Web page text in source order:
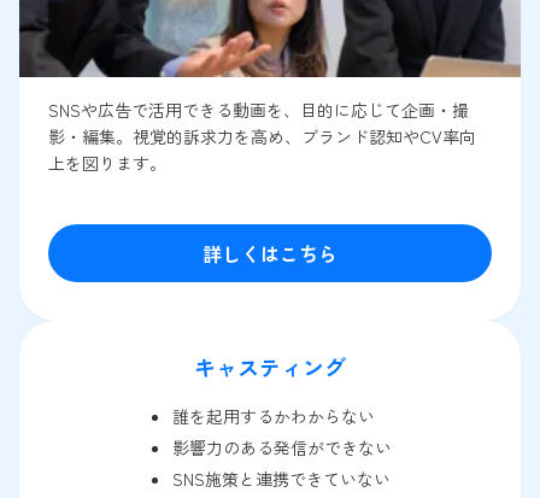
SNSや広告で活用できる動画を、目的に応じて企画・撮
影・編集。視覚的訴求力を高め、ブランド認知やCV率向
上を図ります。
詳しくはこちら
キャスティング
誰を起用するかわからない
影響力のある発信ができない
SNS施策と連携できていない